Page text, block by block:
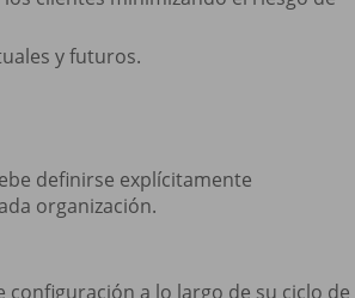
y futuros.
definirse explícitamente
organización.
a lo largo de su ciclo de